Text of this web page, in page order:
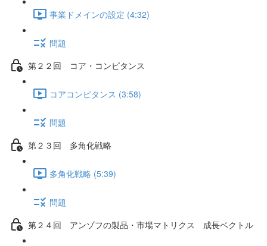
事業ドメインの設定 (4:32)
問題
第２２回 コア・コンピタンス
コアコンピタンス (3:58)
問題
第２３回 多角化戦略
多角化戦略 (5:39)
問題
第２４回 アンゾフの製品・市場マトリクス 成長ベクトル